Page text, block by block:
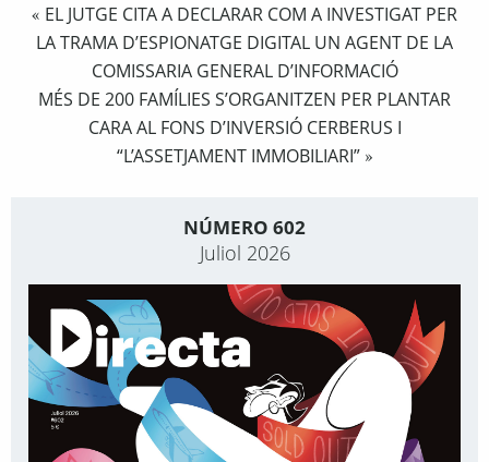
« EL JUTGE CITA A DECLARAR COM A INVESTIGAT PER
LA TRAMA D’ESPIONATGE DIGITAL UN AGENT DE LA
COMISSARIA GENERAL D’INFORMACIÓ
MÉS DE 200 FAMÍLIES S’ORGANITZEN PER PLANTAR
CARA AL FONS D’INVERSIÓ CERBERUS I
“L’ASSETJAMENT IMMOBILIARI”»
NÚMERO 602
Juliol 2026